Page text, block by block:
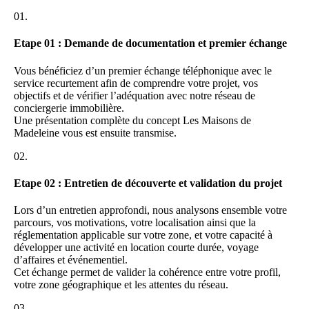
Les Maisons de Madeleine se distingue par un positionnement
Le concept transforme des maisons, villas et appartements en
véritables lieux de vie et de rencontre. Cette identité forte permet au
franchisé de se démarquer localement et d’intégrer ses biens dans la
collection Les Maisons de Madeleine, selon des standards de qualité
exigeants, face aux acteurs traditionnels de la conciergerie
immobilière.
4. Un accompagnement complet et structuré
Le franchisé bénéficie d’un accompagnement continu comprenant
process opérationnels éprouvés, un support au développement
commercial, un service marketing et un accompagnement continu et
personnalisé. L’objectif est de permettre à chaque franchisé de lancer
et développer son activité dans les meilleures conditions.
5. Une activité accessible et évolutive
Le modèle proposé repose sur une structure légère en investissement
et offre un potentiel de développement attractif.
son chiffre d’affaires.
01.
Etape 01 : Demande de documentation et premier échange
Vous bénéficiez d’un premier échange téléphonique avec le
service recurtement afin de comprendre votre projet, vos
objectifs et de vérifier l’adéquation avec notre réseau de
conciergerie immobilière.
Une présentation complète du concept Les Maisons de
Madeleine vous est ensuite transmise.
02.
Etape 02 : Entretien de découverte et validation du projet
Lors d’un entretien approfondi, nous analysons ensemble votre
parcours, vos motivations, votre localisation ainsi que la
réglementation applicable sur votre zone, et votre capacité à
développer une activité en location courte durée, voyage
d’affaires et événementiel.
Cet échange permet de valider la cohérence entre votre profil,
votre zone géographique et les attentes du réseau.